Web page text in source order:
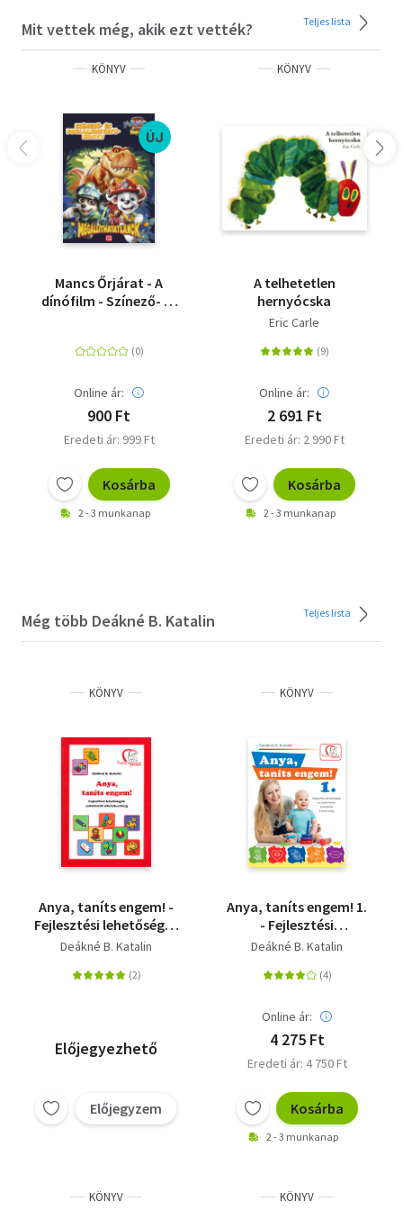
Mit vettek még, akik ezt vették? Teljes lista
KÖNYV
ÚJ
Mancs Őrjárat - A
dínófilm - Színező- és
Online ár:
900 Ft
Eredeti ár: 999 Ft
Kosárba
2 - 3 munkanap
KÖNYV
A telhetetlen
hernyócska
Eric Carle
Online ár:
2 691 Ft
Eredeti ár: 2 990 Ft
Kosárba
2 - 3 munkanap
Még több Deákné B. Katalin Teljes lista
KÖNYV
Anya, taníts engem! -
Fejlesztési lehetőségek
születéstől
Deákné B. Katalin
Előjegyezhető
Előjegyzem
KÖNYV
Anya, taníts engem! 1.
- Fejlesztési
lehetőségek és
születéstől 3 éves
Deákné B. Katalin
Online ár:
4 275 Ft
Eredeti ár: 4 750 Ft
Kosárba
2 - 3 munkanap
KÖNYV KÖNYV